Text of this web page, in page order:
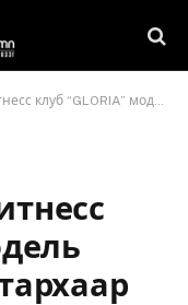
модель агентлагтай хамтархаар боллоо